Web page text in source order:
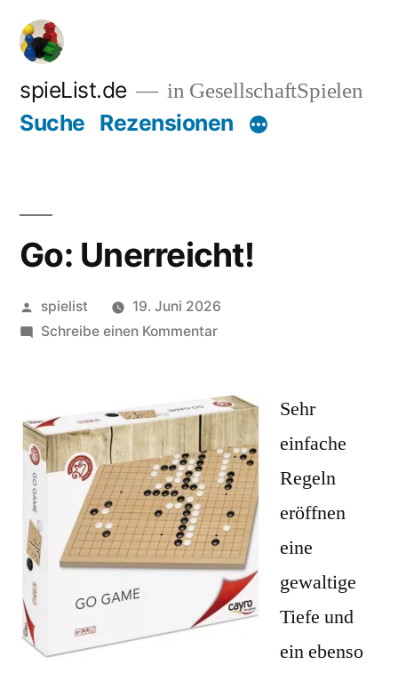
Zum
Inhalt
springen
spieList.de in GesellschaftSpielen
Suche Rezensionen
Go: Unerreicht!
Veröffentlicht
von
spielist
19. Juni 2026
Schreibe einen Kommentarzu
Sehr
einfache
Regeln
eröffnen
eine
gewaltige
Tiefe und
ein ebenso